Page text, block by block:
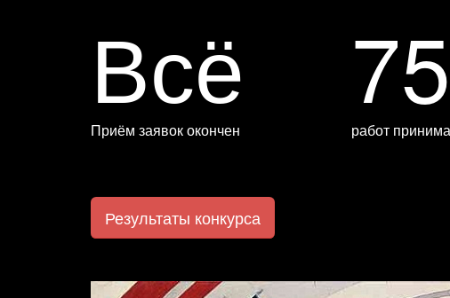
Всё
Приём заявок окончен
75
работ
Результаты конкурса